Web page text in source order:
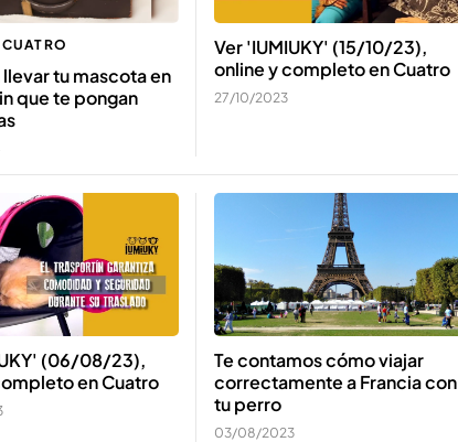
tu mascota en
que te pongan
Ver 'IUMIUKY' (15/10/23),
online y completo en Cuatro
27/10/2023
(06/08/23),
en Cuatro
Te contamos cómo viajar
correctamente a Francia con
tu perro
03/08/2023